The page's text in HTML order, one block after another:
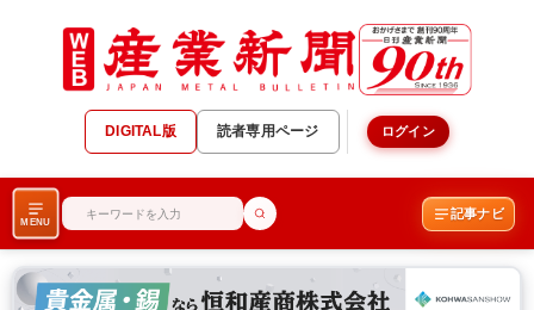
DIGITAL版 読者専用ページ ログイン
MENU
記事ナビ